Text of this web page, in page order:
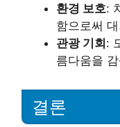
환경 보호:
함으로써
관광 기회:
름다움을
결론